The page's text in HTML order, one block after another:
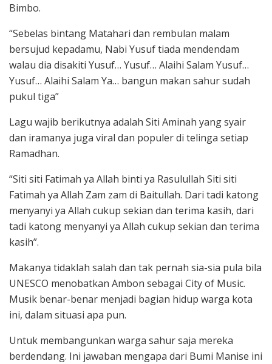
Bimbo.
“Sebelas bintang Matahari dan rembulan malam
bersujud kepadamu, Nabi Yusuf tiada mendendam
walau dia disakiti Yusuf… Yusuf… Alaihi Salam Yusuf…
Yusuf… Alaihi Salam Ya… bangun makan sahur sudah
pukul tiga”
Lagu wajib berikutnya adalah Siti Aminah yang syair
dan iramanya juga viral dan populer di telinga setiap
Ramadhan.
“Siti siti Fatimah ya Allah binti ya Rasulullah Siti siti
Fatimah ya Allah Zam zam di Baitullah. Dari tadi katong
menyanyi ya Allah cukup sekian dan terima kasih, dari
tadi katong menyanyi ya Allah cukup sekian dan terima
kasih”.
Makanya tidaklah salah dan tak pernah sia-sia pula bila
UNESCO menobatkan Ambon sebagai City of Music.
Musik benar-benar menjadi bagian hidup warga kota
ini, dalam situasi apa pun.
Untuk membangunkan warga sahur saja mereka
berdendang. Ini jawaban mengapa dari Bumi Manise ini